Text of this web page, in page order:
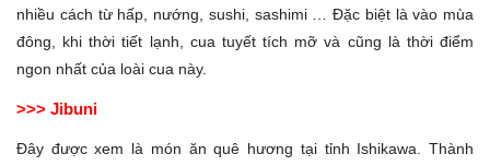
nhiều cách từ hấp, nướng, sushi, sashimi … Đặc biệt là vào mùa
đông, khi thời tiết lạnh, cua tuyết tích mỡ và cũng là thời điểm
ngon nhất của loài cua này.
>>> Jibuni
Đây được xem là món ăn quê hương tại tỉnh Ishikawa. Thành